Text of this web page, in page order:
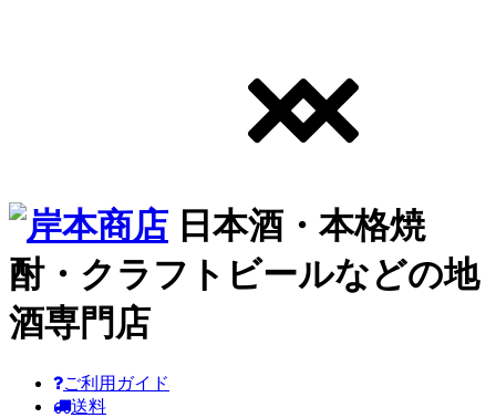
日本酒・本格焼
酎・クラフトビールなどの地
酒専門店
ご利用ガイド
送料